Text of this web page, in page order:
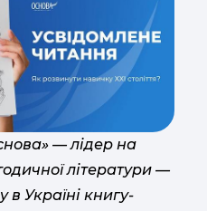
— лідер на
літератури —
Україні книгу-